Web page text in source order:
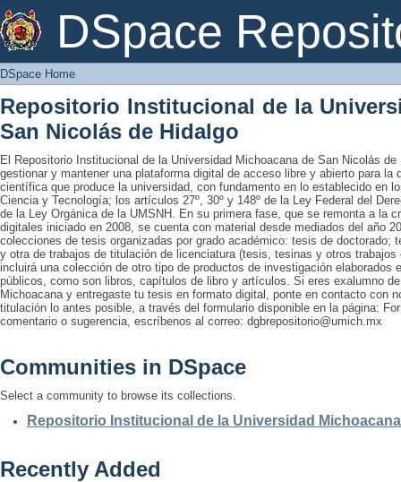
DSpace
DSpace Home
DSpace Home
Repositorio Institucional de la
San Nicolás de Hidalgo
El Repositorio Institucional de la Universidad Michoacana de San Nicolás
gestionar y mantener una plataforma digital de acceso libre y abierto para la
científica que produce la universidad, con fundamento en lo establecido en
Ciencia y Tecnología; los artículos 27º, 30º y 148º de la Ley Federal del
de la Ley Orgánica de la UMSNH. En su primera fase, que se remonta a la
digitales iniciado en 2008, se cuenta con material desde mediados del año
colecciones de tesis organizadas por grado académico: tesis de doctorado;
y otra de trabajos de titulación de licenciatura (tesis, tesinas y otros
incluirá una colección de otro tipo de productos de investigación elaborados
públicos, como son libros, capítulos de libro y artículos. Si eres exalumno
Michoacana y entregaste tu tesis en formato digital, ponte en contacto con
titulación lo antes posible, a través del formulario disponible en la página:
comentario o sugerencia, escríbenos al correo: dgbrepositorio@umich.mx
Communities in DSpace
Select a community to browse its collections.
Repositorio Institucional de la Universidad
Recently Added